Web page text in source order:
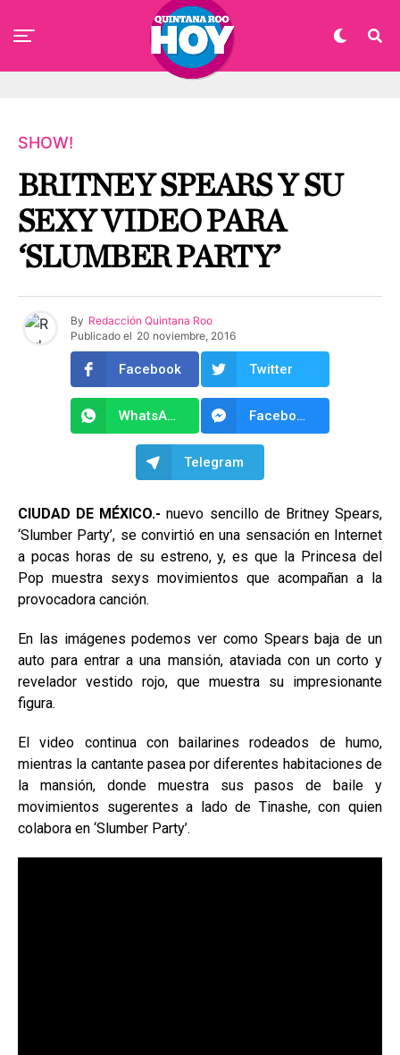
SHOW!
BRITNEY SPEARS Y SU
SEXY VIDEO PARA
‘SLUMBER PARTY’
By Redacción Quintana Roo
Publicado el 20 noviembre, 2016
Facebook Twitter
WhatsApp Facebook Messenger
Telegram
CIUDAD DE MÉXICO.-nuevo sencillo de Britney Spears,
‘Slumber Party’, se convirtió en una sensación en Internet
a pocas horas de su estreno, y, es que la Princesa del
Pop muestra sexys movimientos que acompañan a la
provocadora canción.
En las imágenes podemos ver como Spears baja de un
auto para entrar a una mansión, ataviada con un corto y
revelador vestido rojo, que muestra su impresionante
figura.
El video continua con bailarines rodeados de humo,
mientras la cantante pasea por diferentes habitaciones de
la mansión, donde muestra sus pasos de baile y
movimientos sugerentes a lado de Tinashe, con quien
colabora en ‘Slumber Party’.